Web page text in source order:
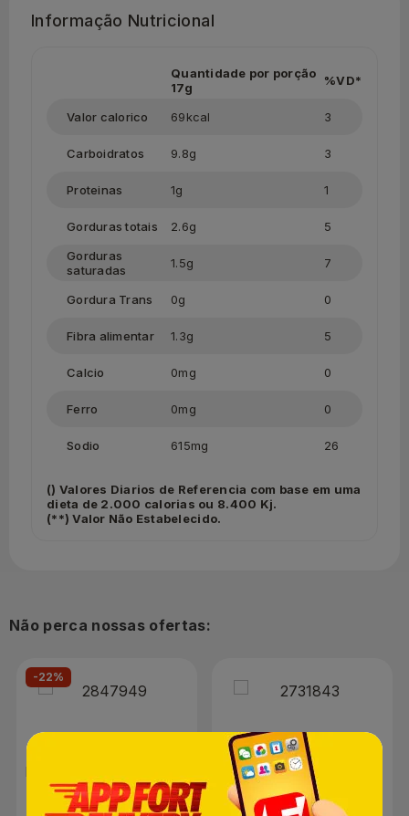
Informação Nutricional
Quantidade por porção
17g
%VD*
Valor calorico 69kcal 3
Carboidratos 9.8g 3
Proteinas 1g 1
Gorduras totais 2.6g
5
Gorduras
saturadas
1.5g 7
Gordura Trans 0g 0
Fibra alimentar 1.3g 5
Calcio 0mg 0
Ferro 0mg 0
Sodio 615mg 26
() Valores Diarios de Referencia com base em uma
dieta de 2.000 calorias ou 8.400 Kj.
(**) Valor Não Estabelecido.
Não perca nossas ofertas:
-22%
Zig Zag Carvão Macia |
Mini Bombons Flormel
Coco Zero Açúcar 60g